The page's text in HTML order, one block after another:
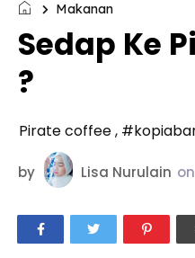
Makanan
Sedap Ke
?
Pirate coffee ,
by Lisa Nurulain on